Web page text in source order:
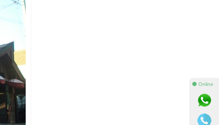
⚫ Online